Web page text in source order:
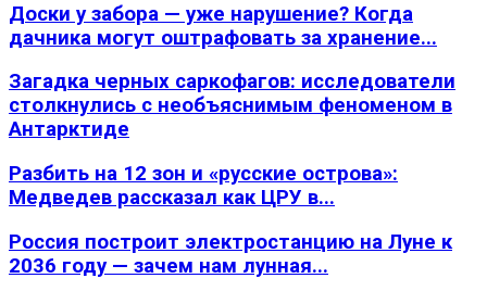
Доски у забора — уже нарушение? Когда
дачника могут оштрафовать за хранение...
Загадка черных саркофагов: исследователи
столкнулись с необъяснимым феноменом в
Антарктиде
Разбить на 12 зон и «русские острова»:
Медведев рассказал как ЦРУ в...
Россия построит электростанцию на Луне к
2036 году — зачем нам лунная...